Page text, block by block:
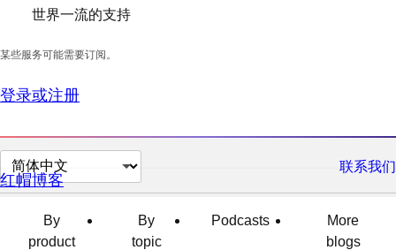
世界一流的支持
某些服务可能需要订阅。
登录或注册
切
换
联系我们
红帽博客
By
product
By
topic
Podcasts
More
blogs